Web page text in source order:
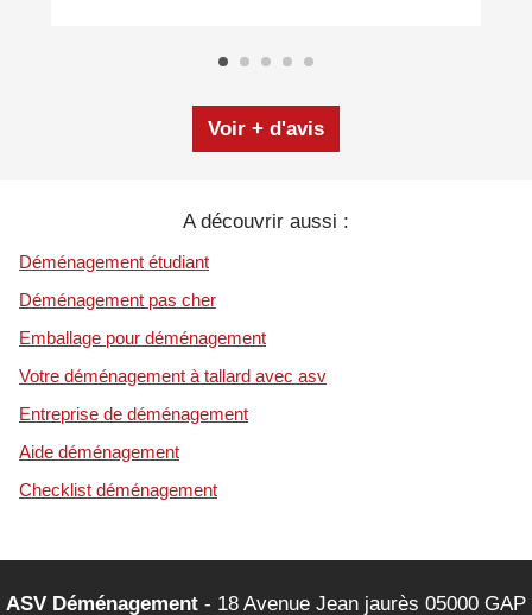
Voir + d'avis
A découvrir aussi :
Déménagement étudiant
Déménagement pas cher
Emballage pour déménagement
Votre déménagement à tallard avec asv
Entreprise de déménagement
Aide déménagement
Checklist déménagement
ASV Déménagement - 18 Avenue Jean jaurès 05000 GAP